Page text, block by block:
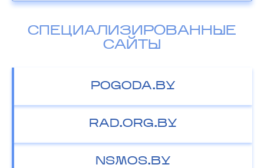
СПЕЦИАЛИЗИРОВАННЫЕ
САЙТЫ
POGODA.BY
RAD.ORG.BY
NSMOS.BY